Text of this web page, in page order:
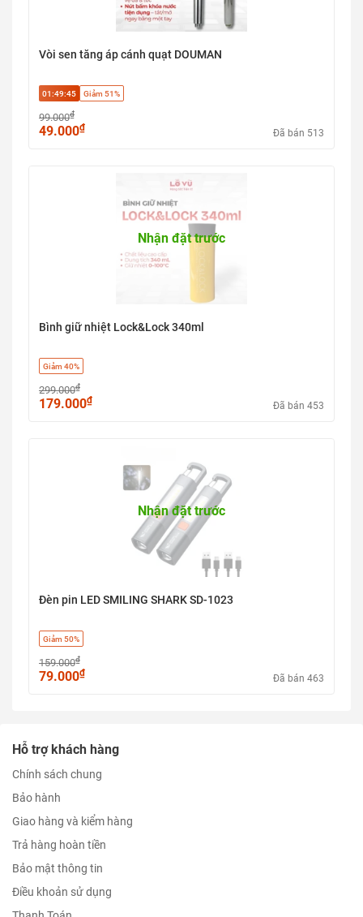
Vòi sen tăng áp cánh quạt DOUMAN
01:49:44 Giảm 51%
99.000₫
49.000₫ Đã bán 513
Nhận đặt trước
Bình giữ nhiệt Lock&Lock 340ml
Giảm 40%
299.000₫
179.000₫ Đã bán 453
Nhận đặt trước
Đèn pin LED SMILING SHARK SD-1023
Giảm 50%
159.000₫
79.000₫ Đã bán 463
Hỗ trợ khách hàng
Chính sách chung
Bảo hành
Giao hàng và kiểm hàng
Trả hàng hoàn tiền
Bảo mật thông tin
Điều khoản sử dụng